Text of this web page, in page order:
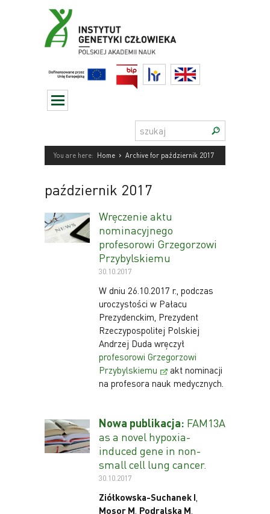
BIP HR
Szukaj:
You are here: Home › Archive for październik 2017
październik 2017
Wręczenie aktu
nominacyjnego
profesorowi Grzegorzowi
Przybylskiemu
30.10.2017
W dniu 26.10.2017 r., podczas
uroczystości w Pałacu
Prezydenckim, Prezydent
Rzeczypospolitej Polskiej
Andrzej Duda wręczył
profesorowi Grzegorzowi
Przybylskiemu
akt nominacji
na profesora nauk medycznych.
Nowa publikacja: FAM13A
as a novel hypoxia-
induced gene in non-
small cell lung cancer.
30.10.2017
Ziółkowska-Suchanek I
Mosor M Podralska M